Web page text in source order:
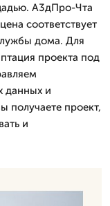
А3дПро-Чта
соответствует
дома. Для
проекта под
данных и
получаете проект,
и